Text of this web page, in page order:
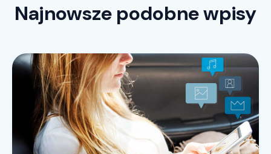
Najnowsze podobne wpisy